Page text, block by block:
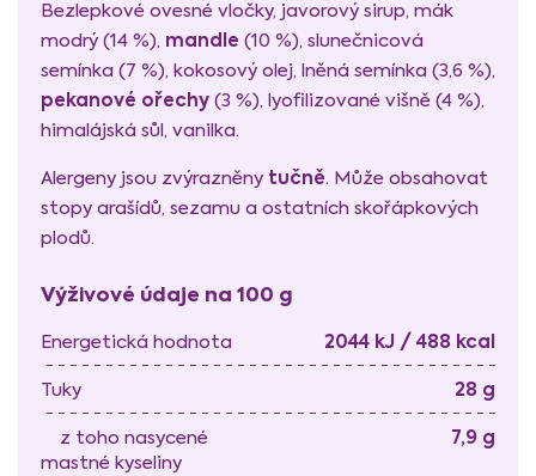
Bezlepkové ovesné vločky, javorový sirup, mák
modrý (14 %), mandle (10 %), slunečnicová
semínka (7 %), kokosový olej, lněná semínka (3,6 %),
pekanové ořechy (3 %), lyofilizované višně (4 %),
himalájská sůl, vanilka.
Alergeny jsou zvýrazněny tučně. Může obsahovat
stopy arašídů, sezamu a ostatních skořápkových
plodů.
Výživové údaje na 100 g
Energetická hodnota 2044 kJ / 488 kcal
Tuky 28 g
z toho nasycené
mastné kyseliny
7,9 g